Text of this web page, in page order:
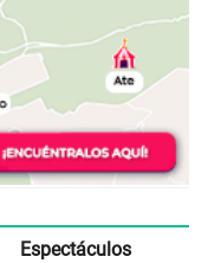
Espectáculos